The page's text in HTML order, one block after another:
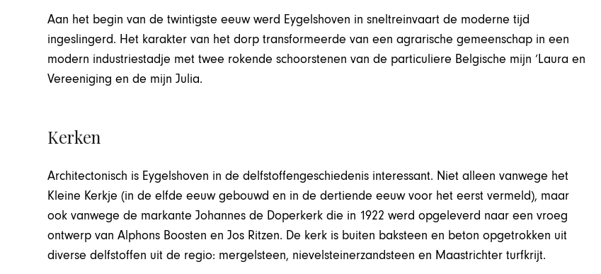
Aan het begin van de twintigste eeuw werd Eygelshoven in sneltreinvaart de moderne tijd
ingeslingerd. Het karakter van het dorp transformeerde van een agrarische gemeenschap in een
modern industriestadje met twee rokende schoorstenen van de particuliere Belgische mijn ‘Laura en
Vereeniging en de mijn Julia.
Kerken
Architectonisch is Eygelshoven in de delfstoffengeschiedenis interessant. Niet alleen vanwege het
Kleine Kerkje (in de elfde eeuw gebouwd en in de dertiende eeuw voor het eerst vermeld), maar
ook vanwege de markante Johannes de Doperkerk die in 1922 werd opgeleverd naar een vroeg
ontwerp van Alphons Boosten en Jos Ritzen. De kerk is buiten baksteen en beton opgetrokken uit
diverse delfstoffen uit de regio: mergelsteen, nievelsteinerzandsteen en Maastrichter turfkrijt.